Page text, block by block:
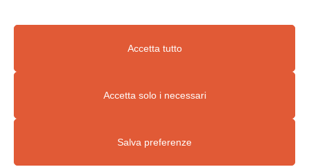
I cookie e i servizi essenziali abilitano le funzioni di base e sono
Accetta tutto
Accetta solo i necessari
Salva preferenze